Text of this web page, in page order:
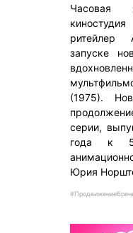
Часовая
ритейлер
запуске
(1975).
серии,
года к
Юрия